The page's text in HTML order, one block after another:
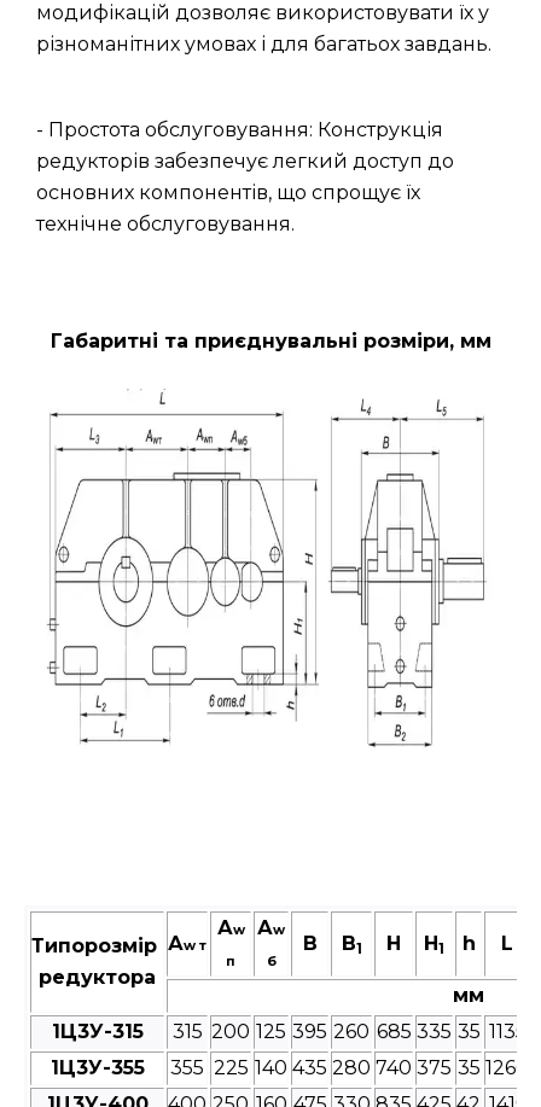
модифікацій дозволяє використовувати їх у
різноманітних умовах і для багатьох завдань.
- Простота обслуговування: Конструкція
редукторів забезпечує легкий доступ до
основних компонентів, що спрощує їх
технічне обслуговування.
Габаритні та приєднувальні розміри, мм
Типорозмір
редуктора
Аw т
Аw
п
Аw
б
В B1 Н H1 h L
мм
1Ц3У-315
315 200 125 395 260 685 335 35 1135
1Ц3У-355
355 225 140 435 280 740 375 35 1260